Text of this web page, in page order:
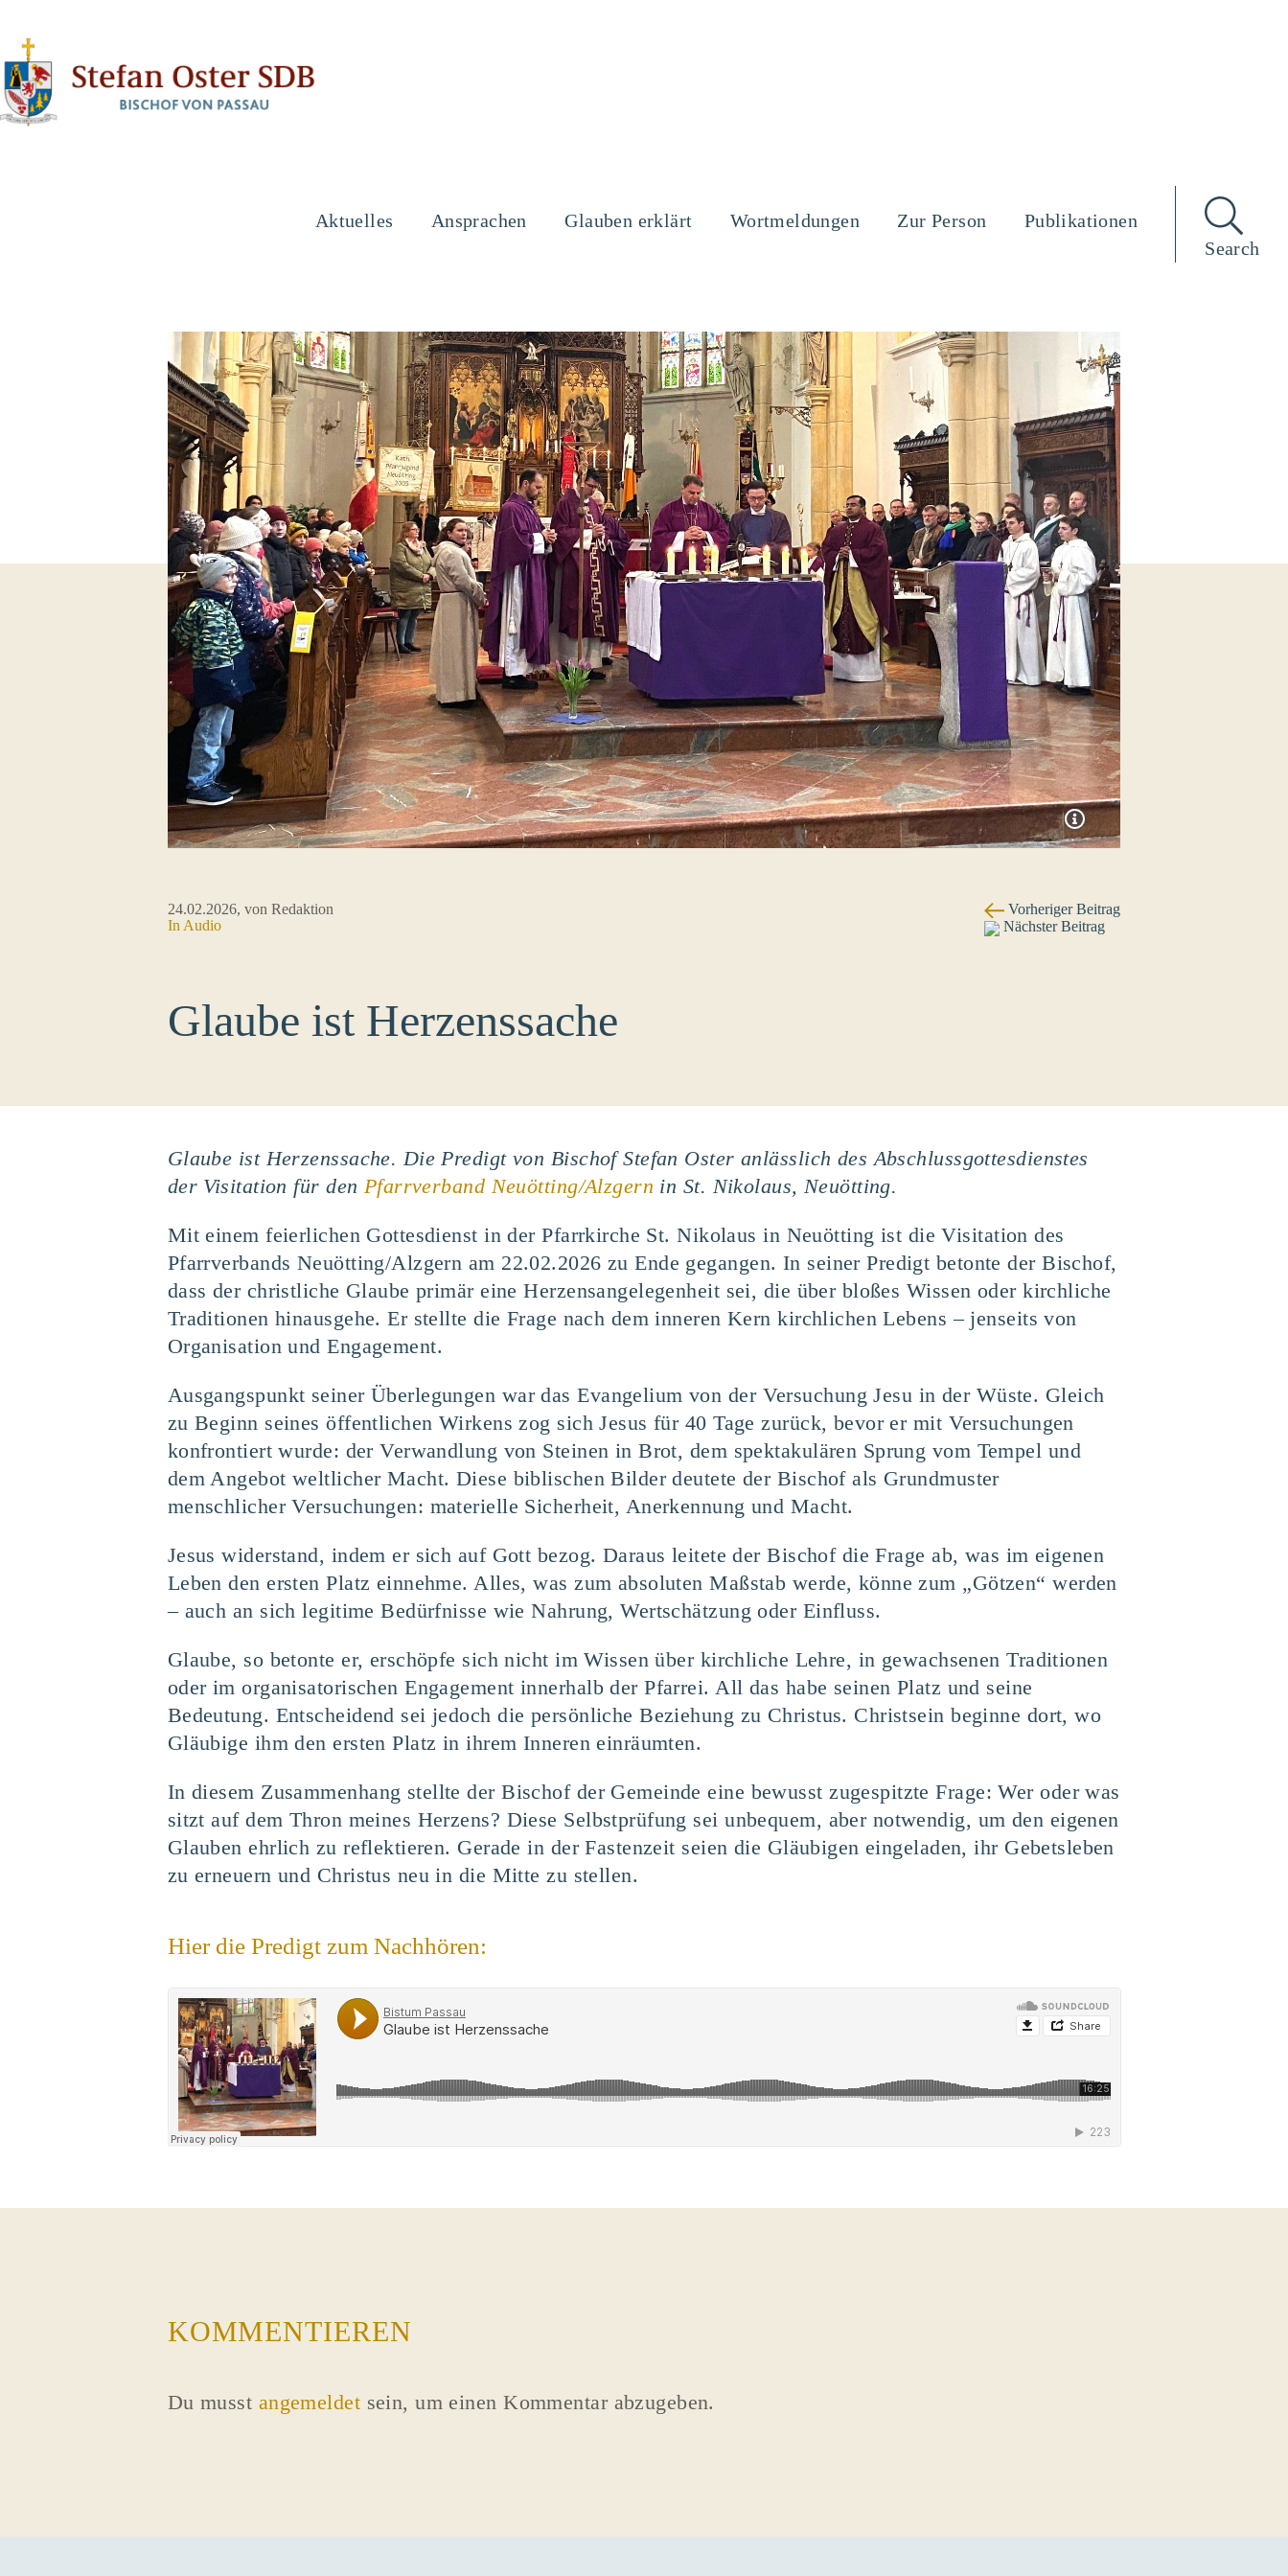
Aktuelles Ansprachen Glauben erklärt Wortmeldungen Zur Person
Publikationen
Search
24.02.2026, von Redaktion
In Audio
Vorheriger Beitrag
Nächster Beitrag
Glaube ist Herzenssache
Glaube ist Herzenssache. Die Predigt von Bischof Stefan Oster anlässlich des Abschlussgottesdienstes
der Visitation für den Pfarrverband Neuötting/Alzgern in St. Nikolaus, Neuötting.
Mit einem feierlichen Gottesdienst in der Pfarrkirche St. Nikolaus in Neuötting ist die Visitation des
Pfarrverbands Neuötting/Alzgern am 22.02.2026 zu Ende gegangen. In seiner Predigt betonte der Bischof,
dass der christliche Glaube primär eine Herzensangelegenheit sei, die über bloßes Wissen oder kirchliche
Traditionen hinausgehe. Er stellte die Frage nach dem inneren Kern kirchlichen Lebens – jenseits von
Organisation und Engagement.
Ausgangspunkt seiner Überlegungen war das Evangelium von der Versuchung Jesu in der Wüste. Gleich
zu Beginn seines öffentlichen Wirkens zog sich Jesus für 40 Tage zurück, bevor er mit Versuchungen
konfrontiert wurde: der Verwandlung von Steinen in Brot, dem spektakulären Sprung vom Tempel und
dem Angebot weltlicher Macht. Diese biblischen Bilder deutete der Bischof als Grundmuster
menschlicher Versuchungen: materielle Sicherheit, Anerkennung und Macht.
Jesus widerstand, indem er sich auf Gott bezog. Daraus leitete der Bischof die Frage ab, was im eigenen
Leben den ersten Platz einnehme. Alles, was zum absoluten Maßstab werde, könne zum „Götzen“ werden
– auch an sich legitime Bedürfnisse wie Nahrung, Wertschätzung oder Einfluss.
Glaube, so betonte er, erschöpfe sich nicht im Wissen über kirchliche Lehre, in gewachsenen Traditionen
oder im organisatorischen Engagement innerhalb der Pfarrei. All das habe seinen Platz und seine
Bedeutung. Entscheidend sei jedoch die persönliche Beziehung zu Christus. Christsein beginne dort, wo
Gläubige ihm den ersten Platz in ihrem Inneren einräumten.
In diesem Zusammenhang stellte der Bischof der Gemeinde eine bewusst zugespitzte Frage: Wer oder was
sitzt auf dem Thron meines Herzens? Diese Selbstprüfung sei unbequem, aber notwendig, um den eigenen
Glauben ehrlich zu reflektieren. Gerade in der Fastenzeit seien die Gläubigen eingeladen, ihr Gebetsleben
zu erneuern und Christus neu in die Mitte zu stellen.
Hier die Predigt zum Nachhören:
KOMMENTIEREN
Du musst angemeldet sein, um einen Kommentar abzugeben.